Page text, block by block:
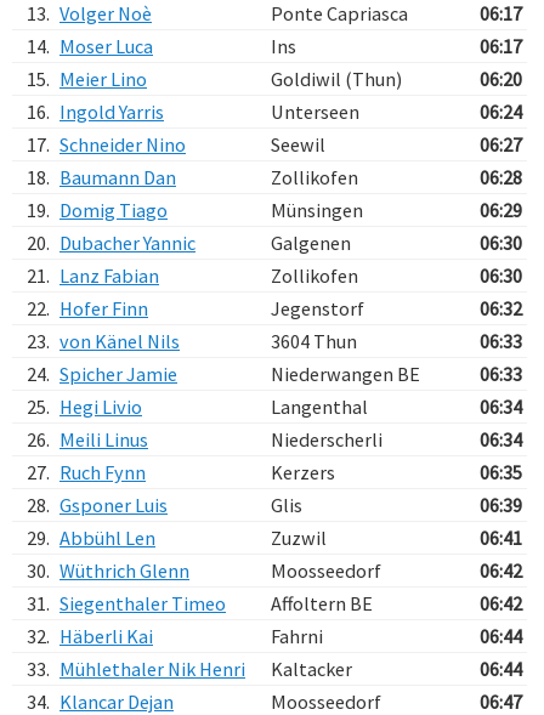
13. Volger Noè Ponte Capriasca
06:17
14. Moser Luca Ins
06:17
15. Meier Lino Goldiwil (Thun)
06:20
16. Ingold Yarris Unterseen
06:24
17. Schneider Nino Seewil
06:27
18. Baumann Dan Zollikofen
06:28
19. Domig Tiago Münsingen
06:29
20. Dubacher Yannic Galgenen
06:30
21. Lanz Fabian Zollikofen
06:30
22. Hofer Finn Jegenstorf
06:32
23. von Känel Nils 3604 Thun
06:33
24. Spicher Jamie Niederwangen BE
06:33
25. Hegi Livio Langenthal
06:34
26. Meili Linus Niederscherli
06:34
27. Ruch Fynn Kerzers
06:35
28. Gsponer Luis Glis
06:39
29. Abbühl Len Zuzwil
06:41
30. Wüthrich Glenn Moosseedorf
06:42
31. Siegenthaler Timeo Affoltern BE
06:42
32. Häberli Kai Fahrni
06:44
33. Mühlethaler Nik Henri Kaltacker
06:44
34. Klancar Dejan Moosseedorf
06:47